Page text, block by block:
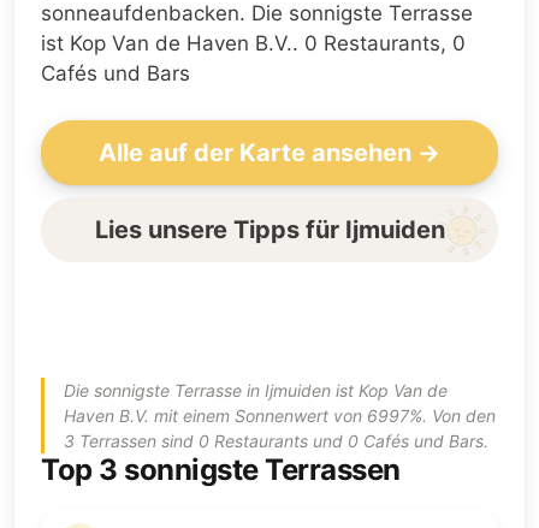
sonneaufdenbacken. Die sonnigste Terrasse
ist Kop Van de Haven B.V.. 0 Restaurants, 0
Cafés und Bars
Alle auf der Karte ansehen →
Lies unsere Tipps für Ijmuiden
Die sonnigste Terrasse in Ijmuiden ist Kop Van de
Haven B.V. mit einem Sonnenwert von 6997%. Von den
3 Terrassen sind 0 Restaurants und 0 Cafés und Bars.
Top 3 sonnigste Terrassen